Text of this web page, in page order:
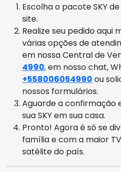
Escolha o pacote SKY
site.
Realize seu pedido aqui
várias opções de
em nossa Central de
4990, em nosso chat,
+558006054990 ou
nossos formulários.
Aguarde a confirmação
sua SKY em sua casa.
Pronto! Agora é só se
família e com a maior
satélite do país.